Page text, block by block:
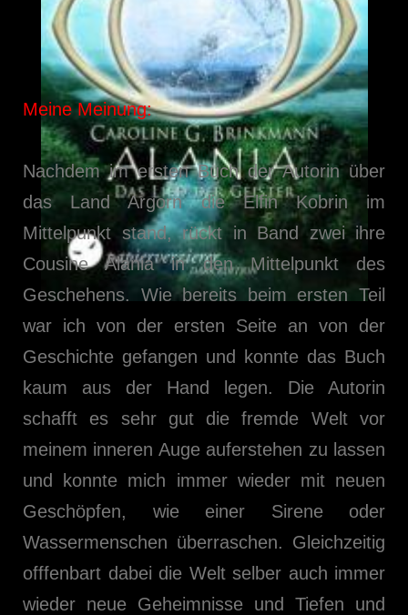
Meine Meinung:
Nachdem im ersten Buch der Autorin über
das Land Argorn die Elfin Kobrin im
Mittelpunkt stand, rückt in Band zwei ihre
Cousine Alania in den Mittelpunkt des
Geschehens. Wie bereits beim ersten Teil
war ich von der ersten Seite an von der
Geschichte gefangen und konnte das Buch
kaum aus der Hand legen. Die Autorin
schafft es sehr gut die fremde Welt vor
meinem inneren Auge auferstehen zu lassen
und konnte mich immer wieder mit neuen
Geschöpfen, wie einer Sirene oder
Wassermenschen überraschen. Gleichzeitig
offfenbart dabei die Welt selber auch immer
wieder neue Geheimnisse und Tiefen und